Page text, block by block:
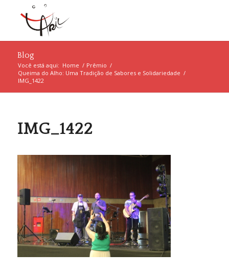
Blog
Você está aqui: Home / Prêmio /
Queima do Alho: Uma Tradição de Sabores e Solidariedade /
IMG_1422
IMG_1422